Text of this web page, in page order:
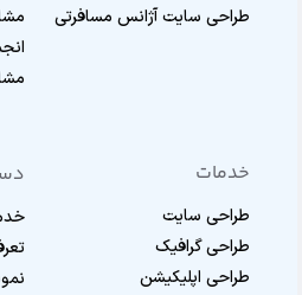
طراحی سایت آژانس مسافرتی
خدمات
طراحی سایت
طراحی گرافیک
طراحی اپلیکیشن